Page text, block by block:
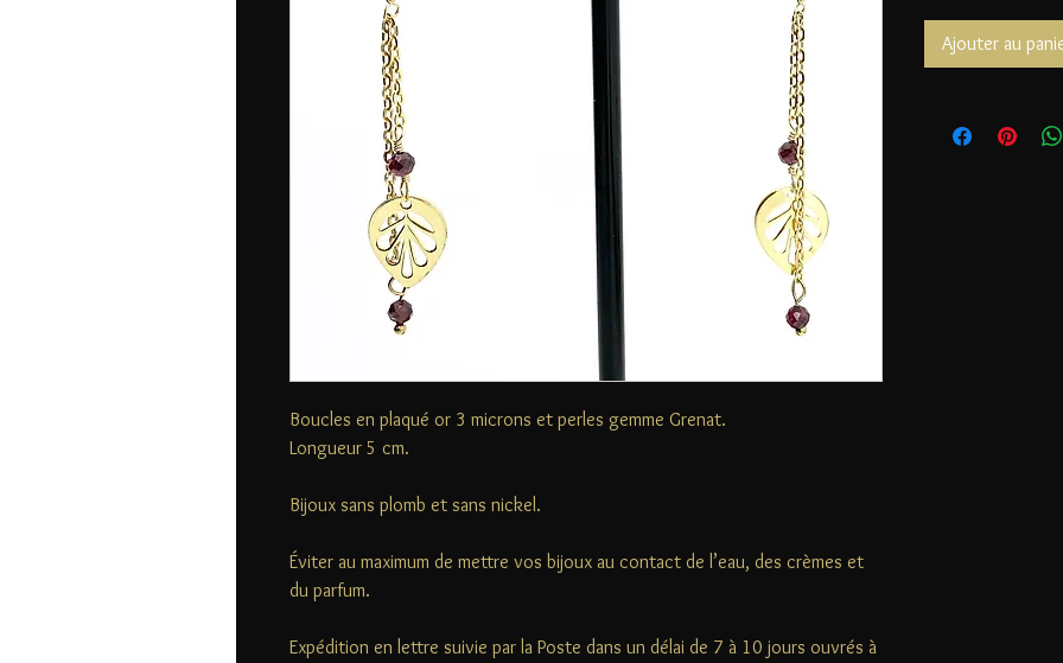
Boucles en plaqué or 3 microns et perles gemme Grenat.
Longueur 5 cm.
Bijoux sans plomb et sans nickel.
Éviter au maximum de mettre vos bijoux au contact de l’eau, des crèmes et
du parfum.
Expédition en lettre suivie par la Poste dans un délai de 7 à 10 jours ouvrés à
Ajouter au